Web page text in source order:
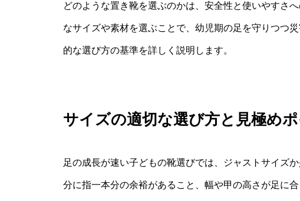
どのような置き靴を選ぶのかは、安全性と使いやすさ
なサイズや素材を選ぶことで、幼児期の足を守りつつ
的な選び方の基準を詳しく説明します。
サイズの適切な選び方と見極め
足の成長が速い子どもの靴選びでは、ジャストサイズ
分に指一本分の余裕があること、幅や甲の高さが足に